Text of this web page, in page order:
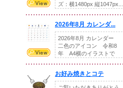
ズ：横1480px 縦1047px...
2026年8月 カレンダ...
2026年8月 カレンダー
二色のアイコン 令和8
年 A4横のイラストで
お好み焼きとコテ